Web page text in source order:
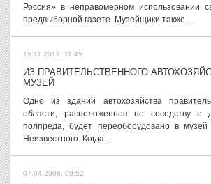
Россия» в неправомерном использовании
предвыборной газете. Музейщики также...
15.11.2012, 11:45
ИЗ ПРАВИТЕЛЬСТВЕННОГО
МУЗЕЙ
Одно из зданий автохозяйства
области, расположенное по соседству с
полпреда, будет переоборудовано в музей
Неизвестного. Когда...
07.04.2006, 09:52